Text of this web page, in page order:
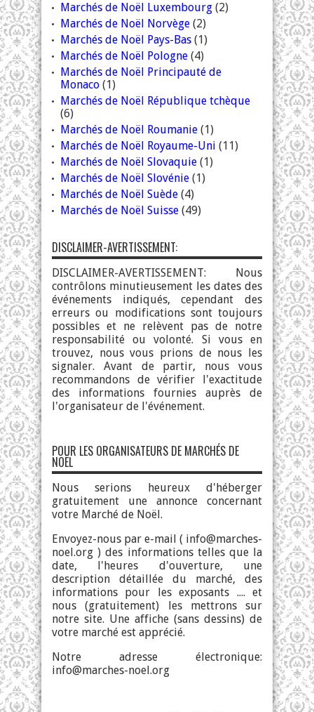
Marchés de Noël Luxembourg (2)
Marchés de Noël Norvège (2)
Marchés de Noël Pays-Bas (1)
Marchés de Noël Pologne (4)
Marchés de Noël Principauté de
Monaco (1)
Marchés de Noël République tchèque
(6)
Marchés de Noël Roumanie (1)
Marchés de Noël Royaume-Uni (11)
Marchés de Noël Slovaquie (1)
Marchés de Noël Slovénie (1)
Marchés de Noël Suède (4)
Marchés de Noël Suisse (49)
DISCLAIMER-AVERTISSEMENT:
DISCLAIMER-AVERTISSEMENT: Nous
contrôlons minutieusement les dates des
événements indiqués, cependant des
erreurs ou modifications sont toujours
possibles et ne relèvent pas de notre
responsabilité ou volonté. Si vous en
trouvez, nous vous prions de nous les
signaler. Avant de partir, nous vous
recommandons de vérifier l'exactitude
des informations fournies auprès de
l'organisateur de l'événement.
POUR LES ORGANISATEURS DE MARCHÉS DE
NOËL
Nous serions heureux d'héberger
gratuitement une annonce concernant
votre Marché de Noël.
Envoyez-nous par e-mail ( info@marches-
noel.org ) des informations telles que la
date, l'heures d'ouverture, une
description détaillée du marché, des
informations pour les exposants .... et
nous (gratuitement) les mettrons sur
notre site. Une affiche (sans dessins) de
votre marché est apprécié.
Notre adresse électronique:
info@marches-noel.org